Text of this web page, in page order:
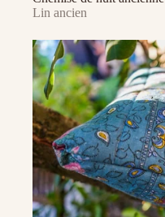
Lin ancien